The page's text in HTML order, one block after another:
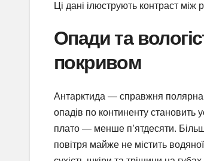
Ці дані ілюструють контраст
Опади та
покривом
Антарктида — справжня полярна
опадів по континенту становить
плато — менше п’ятдесяти.
повітря майже не містить